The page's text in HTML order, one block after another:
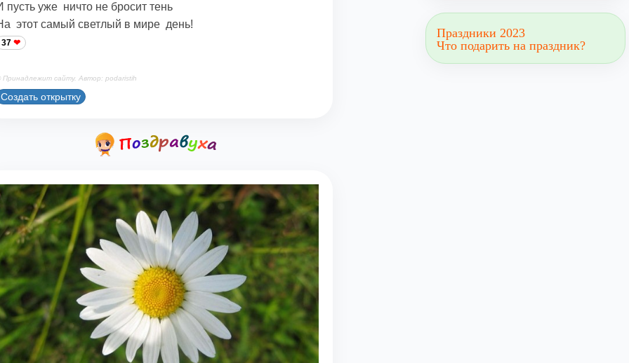
пусть уже ничто не бросит тень
этот самый светлый в мире день!
37
Принадлежит сайту. Автор: podaristih
Создать открытку
Праздники 2023
Что подарить на праздник?